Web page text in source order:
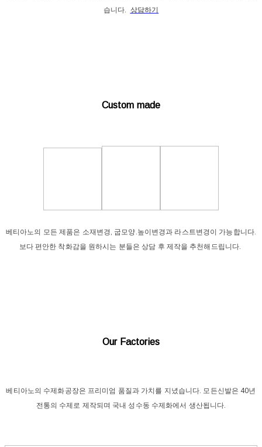
습니다. 상담하기
Custom made
베티아노의 모든 제품은 소재변경, 굽모양.높이변경과 라스트변경이 가능합니다.
보다 편안한 착화감을 원하시는 분들은 상담 후 제작을 추천해드립니다.
Our Factories
베티아노의 수제화공장은 프리미엄 품질과 가치를 지녔습니다. 모든신발은 40년
전통의 수제로 제작되며 국내 성수동 수제화에서 생산됩니다.